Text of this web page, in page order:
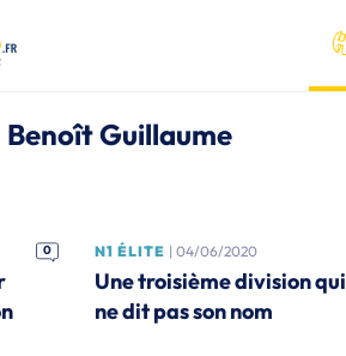
Benoît Guillaume
0 N1 ÉLITE | 04/06/2020
Une troisième division qui
ne dit pas son nom